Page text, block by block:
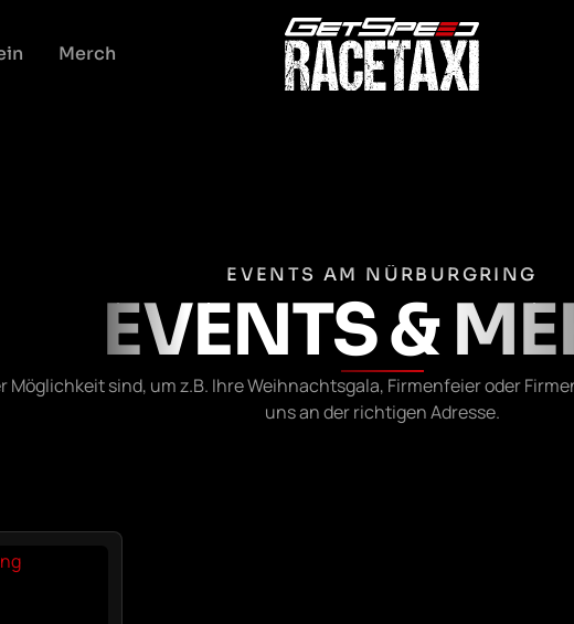
Merch
EVENTS AM NÜRBURGRING
EVENTS &
Möglichkeit sind, um z.B. Ihre Weihnachtsgala, Firmenfeier oder
uns an der richtigen Adresse.